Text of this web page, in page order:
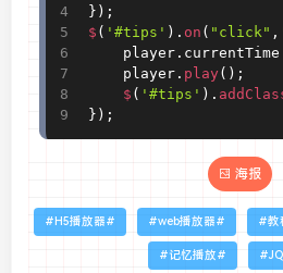
} ) ;
$ ( '#tips' ) . on ( "click" ,
	player
. currentTime
	player
. play( ) ;
$ ( '#tips' ) .
} ) ;
海报
H5播放器 web播放器 教
记忆播放